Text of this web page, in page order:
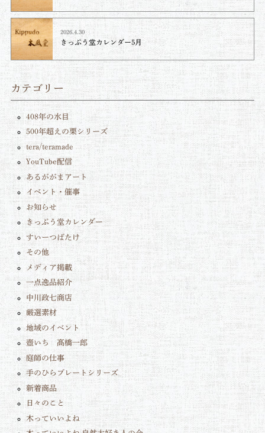
2026.4.30
きっぷう堂カレンダー5月
カテゴリー
408年の水目
500年超えの栗シリーズ
tera/teramade
YouTube配信
あるががまアート
イベント・催事
お知らせ
きっぷう堂カレンダー
すいーつばたけ
その他
メディア掲載
一点逸品紹介
中川政七商店
厳選素材
地域のイベント
壺いち 髙橋一郎
庭師の仕事
手のひらプレートシリーズ
新着商品
日々のこと
木っていいよね